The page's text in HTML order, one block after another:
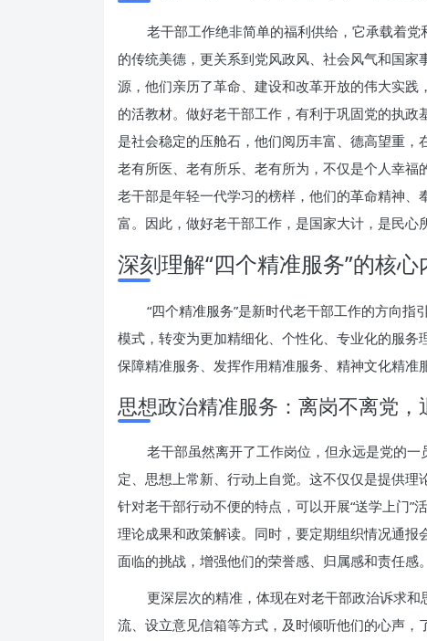
老干部工作绝非简单的福利供给，它承载着
的传统美德，更关系到党风政风、社会风气和国
源，他们亲历了革命、建设和改革开放的伟大实
的活教材。做好老干部工作，有利于巩固党的执
是社会稳定的压舱石，他们阅历丰富、德高望重，
老有所医、老有所乐、老有所为，不仅是个人幸福
老干部是年轻一代学习的榜样，他们的革命精神
富。因此，做好老干部工作，是国家大计，是民心
深刻理解“四个精准服务”的核心
“四个精准服务”是新时代老干部工作的方向
模式，转变为更加精细化、个性化、专业化的服务
保障精准服务、发挥作用精准服务、精神文化精准
思想政治精准服务：离岗不离党，
老干部虽然离开了工作岗位，但永远是党的
定、思想上常新、行动上自觉。这不仅仅是提供理
针对老干部行动不便的特点，可以开展“送学上门
理论成果和政策解读。同时，要定期组织情况通
面临的挑战，增强他们的荣誉感、归属感和责任感。
更深层次的精准，体现在对老干部政治诉求
流、设立意见信箱等方式，及时倾听他们的心声，